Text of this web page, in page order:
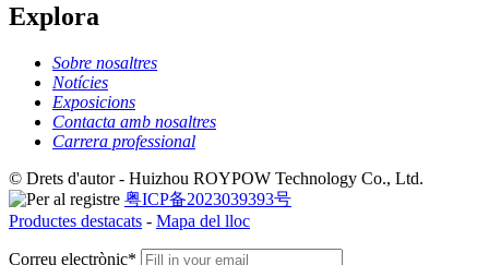
Explora
Sobre nosaltres
Notícies
Exposicions
Contacta amb nosaltres
Carrera professional
© Drets d'autor - Huizhou ROYPOW Technology Co., Ltd.
粤ICP备2023039393号
Productes destacats - Mapa del lloc
Correu electrònic*